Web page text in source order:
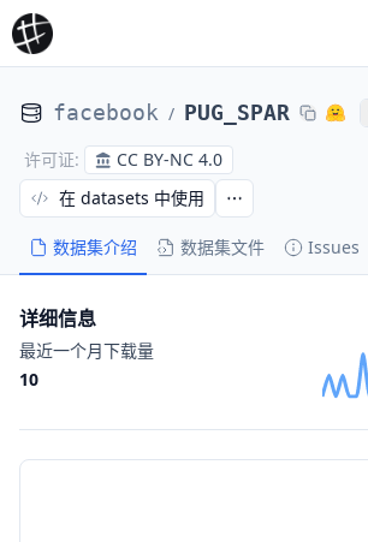
facebook / PUG_SPAR
许可证: CC BY-NC 4.0
数据集介绍 数据集文件 Issues
在 datasets 中使用
详细信息
最近一个月下载量
10